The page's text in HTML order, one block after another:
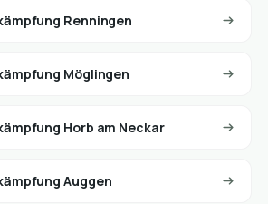
Renningen
Möglingen
Horb am Neckar
Auggen